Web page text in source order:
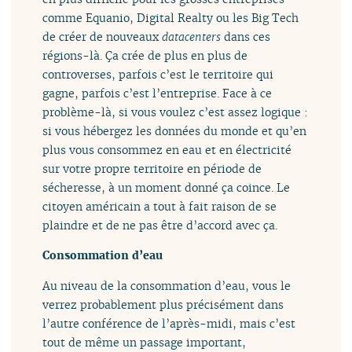
comme Equanio, Digital Realty ou les Big Tech
de créer de nouveauxdatacenters dans ces
régions-là. Ça crée de plus en plus de
controverses, parfois c’est le territoire qui
gagne, parfois c’est l’entreprise. Face à ce
problème-là, si vous voulez c’est assez logique :
si vous hébergez les données du monde et qu’en
plus vous consommez en eau et en électricité
sur votre propre territoire en période de
sécheresse, à un moment donné ça coince. Le
citoyen américain a tout à fait raison de se
plaindre et de ne pas être d’accord avec ça.
Consommation d’eau
Au niveau de la consommation d’eau, vous le
verrez probablement plus précisément dans
l’autre conférence de l’après-midi, mais c’est
tout de même un passage important,